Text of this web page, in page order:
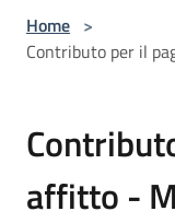
Home >
Contributo per il
affitto -